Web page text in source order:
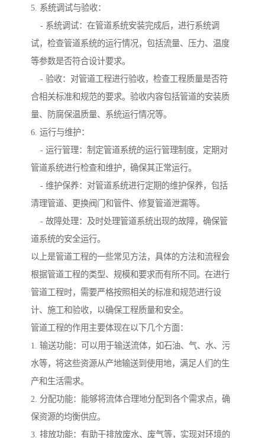
5. 系统调试与验收：
- 系统调试：在管道系统安装完成后，进行系统调
试，检查管道系统的运行情况，包括流量、压力、温度
等参数是否符合设计要求。
- 验收：对管道工程进行验收，检查工程质量是否符
合相关标准和规范的要求。验收内容包括管道的安装质
量、防腐保温质量、系统运行情况等。
6. 运行与维护：
- 运行管理：制定管道系统的运行管理制度，定期对
管道系统进行检查和维护，确保其正常运行。
- 维护保养：对管道系统进行定期的维护保养，包括
清理管道、更换阀门和管件、修复管道泄漏等。
- 故障处理：及时处理管道系统出现的故障，确保管
道系统的安全运行。
以上是管道工程的一些常见方法，具体的方法和流程会
根据管道工程的类型、规模和要求而有所不同。在进行
管道工程时，需要严格按照相关的标准和规范进行设
计、施工和验收，以确保工程质量和安全。
管道工程的作用主要体现在以下几个方面：
1. 输送功能：可以用于输送流体，如石油、气、水、污
水等，将这些资源从产地输送到使用地，满足人们的生
产和生活需求。
2. 分配功能：能够将流体合理地分配到各个需求点，确
保资源的均衡供应。
3. 排放功能：有助于排放废水、废气等，实现对环境的